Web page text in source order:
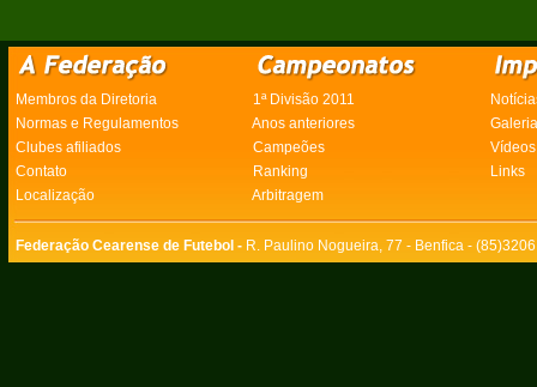
Membros da Diretoria 1ª Divisão 2011
Normas e Regulamentos
Anos anteriores
Clubes afiliados
Campeões
Vídeos
Contato
Ranking
Links
Localização
Arbitragem
Federação Cearense de Futebol - R. Paulino Nogueira, 77 - Benfica -